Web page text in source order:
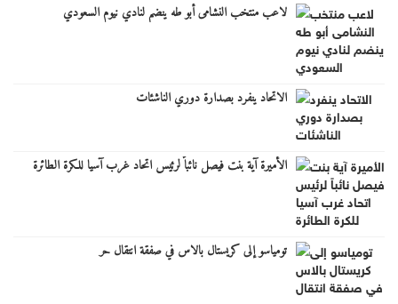
لاعب منتخب النشامى أبو طه ينضم لنادي نيوم السعودي
الاتحاد ينفرد بصدارة دوري الناشئات
الأميرة آية بنت فيصل نائباً لرئيس اتحاد غرب آسيا للكرة الطائرة
تومياسو إلى كريستال بالاس في صفقة انتقال حر